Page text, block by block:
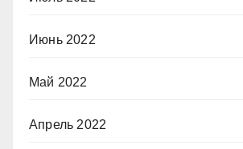
Июнь 2022
Май 2022
Апрель 2022